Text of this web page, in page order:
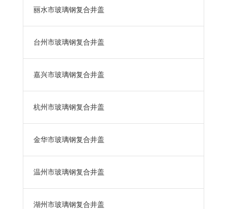
丽水市玻璃钢复合井盖
台州市玻璃钢复合井盖
嘉兴市玻璃钢复合井盖
杭州市玻璃钢复合井盖
金华市玻璃钢复合井盖
温州市玻璃钢复合井盖
湖州市玻璃钢复合井盖